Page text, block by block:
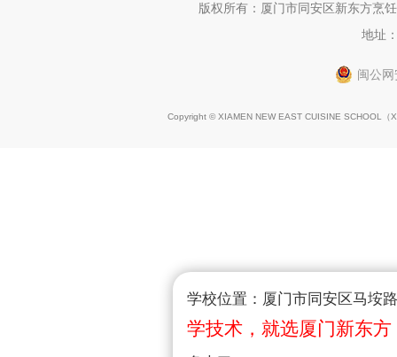
学校位置：厦门市同安区马垵
学技术，就选厦门新东方
版权所有：厦门市同安区新东方烹
地址
闽公
Copyright © XIAMEN NEW EAST CUISINE SCHOOL（